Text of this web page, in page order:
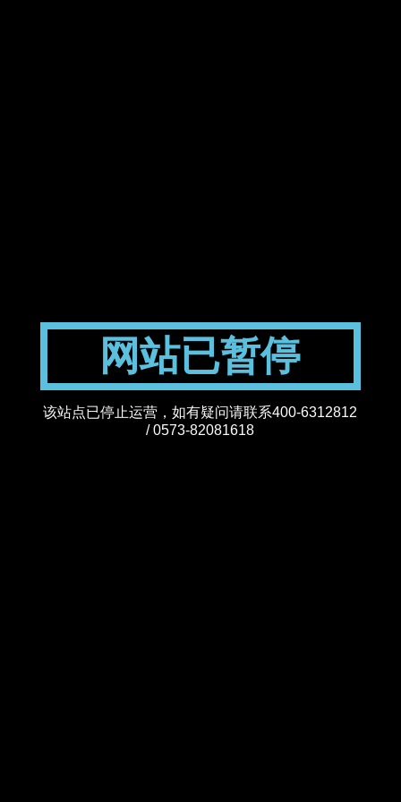
网站已暂停
该站点已停止运营，如有疑问请联系400-6312812
/ 0573-82081618